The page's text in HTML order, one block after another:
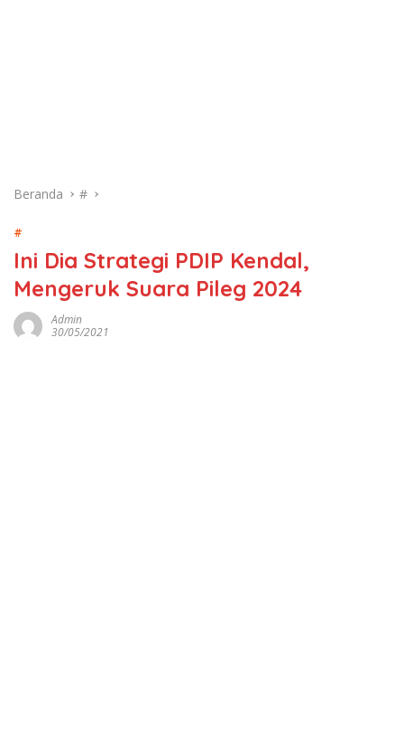
Beranda #
#
Ini Dia Strategi PDIP Kendal,
Mengeruk Suara Pileg 2024
Admin
30/05/2021